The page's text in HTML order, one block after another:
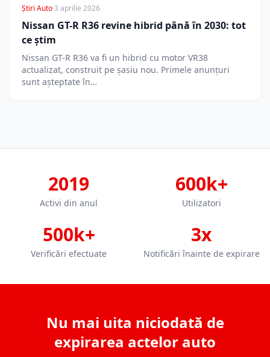
Știri Auto·3 aprilie 2026
Nissan GT-R R36 revine hibrid până în 2030: tot
ce știm
Nissan GT-R R36 va fi un hibrid cu motor VR38
actualizat, construit pe șasiu nou. Primele anunțuri
sunt așteptate în…
2019
Activi din anul
600k+
Utilizatori
500k+
Verificări efectuate
3x
Notificări înainte de expirare
Nu mai uita niciodată de
expirarea actelor auto